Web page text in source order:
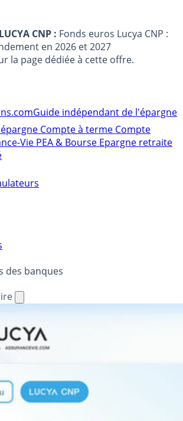
CNP : Fonds euros Lucya CNP :
en 2026 et 2027
la page dédiée à cette offre.
Guide indépendant de l'épargne
Compte à terme Compte
Vie PEA & Bourse Epargne retraite
des banques